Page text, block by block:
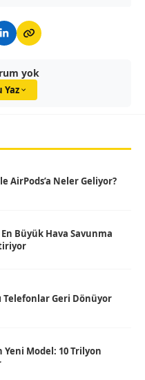
yok
Yaz
AirPods’a Neler Geliyor?
En Büyük Hava Savunma
Telefonlar Geri Dönüyor
Yeni Model: 10 Trilyon